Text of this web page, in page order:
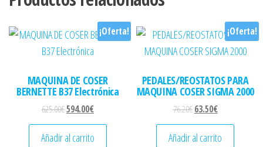
¡Oferta!
MAQUINA DE COSER
BERNETTE B37 Electrónica
625.00€El precio original era: 625.00€.
594.00€El precio actual es: 594.00€.
Añadir al carrito
¡Oferta!
PEDALES/REOSTATOS PARA
MAQUINA COSER SIGMA 2000
76.20€ El precio original era:
63.50€El precio
Añadir al carrito